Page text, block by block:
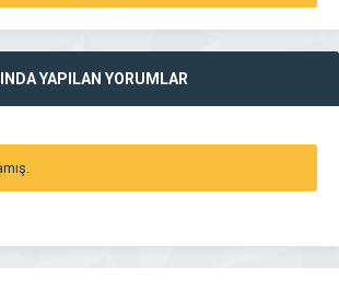
YAPILAN YORUMLAR